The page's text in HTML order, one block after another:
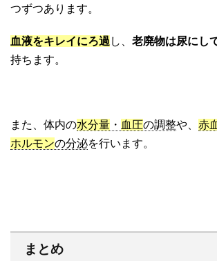
つずつあります。
血液をキレイにろ過 し、 老廃物は尿にし
持ちます。
また、体内の水分量 ・ 血圧の調整や、 赤
ホルモンの分泌を行います。
まとめ